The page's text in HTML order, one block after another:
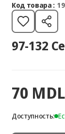
Код товара :
97-132
70 MDL
Доступность: